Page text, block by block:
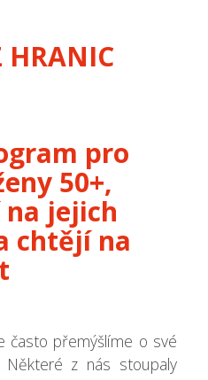
HRANIC
pro
50+,
jejich
chtějí na
často přemýšlíme o své
Některé z nás stoupaly